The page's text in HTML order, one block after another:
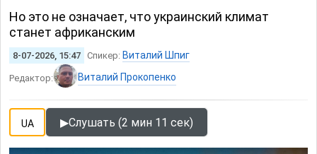
Но это не означает, что украинский климат
станет африканским
8-07-2026, 15:47 Спикер: Виталий Шпиг
Редактор: Виталий Прокопенко
UA ▶Слушать (2 мин 11 сек)